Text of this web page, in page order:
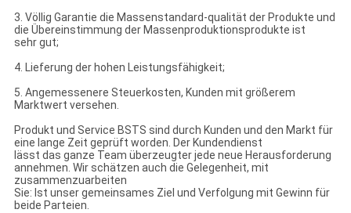
3. Völlig Garantie die Massenstandard-qualität der Produkte und
die Übereinstimmung der Massenproduktionsprodukte ist
sehr gut;
4. Lieferung der hohen Leistungsfähigkeit;
5. Angemessenere Steuerkosten, Kunden mit größerem
Marktwert versehen.
Produkt und Service BSTS sind durch Kunden und den Markt für
eine lange Zeit geprüft worden. Der Kundendienst
lässt das ganze Team überzeugter jede neue Herausforderung
annehmen. Wir schätzen auch die Gelegenheit, mit
zusammenzuarbeiten
Sie: Ist unser gemeinsames Ziel und Verfolgung mit Gewinn für
beide Parteien.